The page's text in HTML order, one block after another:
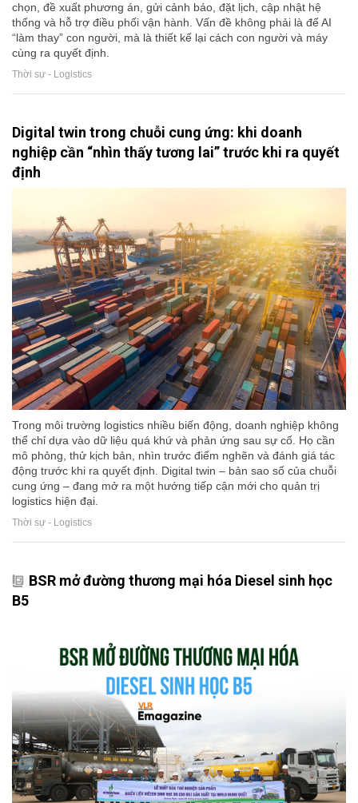
chọn, đề xuất phương án, gửi cảnh báo, đặt lịch, cập nhật hệ
thống và hỗ trợ điều phối vận hành. Vấn đề không phải là để AI
“làm thay” con người, mà là thiết kế lại cách con người và máy
cùng ra quyết định.
Thời sự - Logistics
Digital twin trong chuỗi cung ứng: khi doanh
nghiệp cần “nhìn thấy tương lai” trước khi ra quyết
định
Trong môi trường logistics nhiều biến động, doanh nghiệp không
thể chỉ dựa vào dữ liệu quá khứ và phản ứng sau sự cố. Họ cần
mô phỏng, thử kịch bản, nhìn trước điểm nghẽn và đánh giá tác
động trước khi ra quyết định. Digital twin – bản sao số của chuỗi
cung ứng – đang mở ra một hướng tiếp cận mới cho quản trị
logistics hiện đại.
Thời sự - Logistics
BSR mở đường thương mại hóa Diesel sinh học
B5